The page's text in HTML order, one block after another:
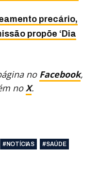
precário,
propõe ‘Dia
no Facebook,
noX.
#NOTÍCIAS #SAÚDE